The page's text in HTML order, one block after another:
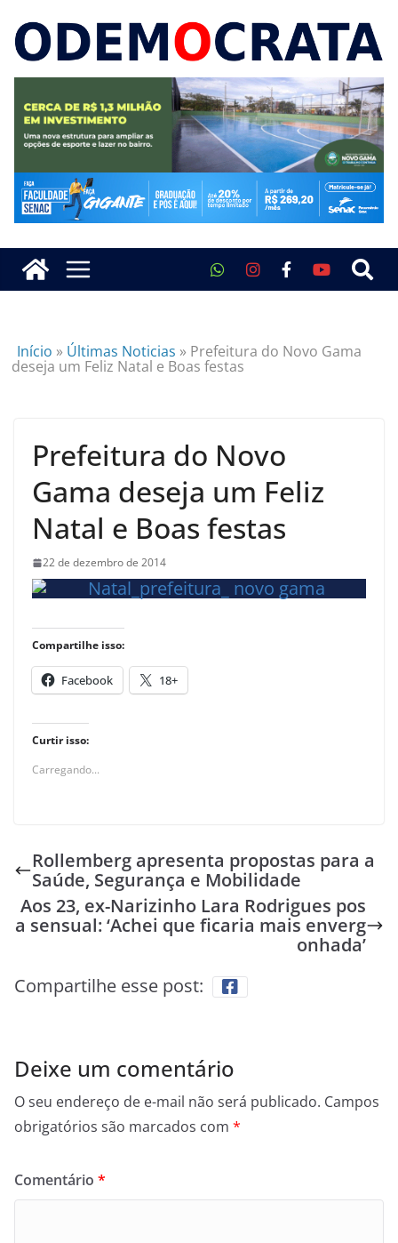
Início » Últimas Noticias » Prefeitura do Novo Gama
deseja um Feliz Natal e Boas festas
Prefeitura do Novo
Gama deseja um Feliz
Natal e Boas festas
22 de dezembro de 2014
Compartilhe isso:
Facebook 18+
Curtir isso:
Carregando...
Rollemberg apresenta propostas para a
Saúde, Segurança e Mobilidade
Aos 23, ex-Narizinho Lara Rodrigues pos
a sensual: ‘Achei que ficaria mais enverg
onhada’
Compartilhe esse post:
Deixe um comentário
O seu endereço de e-mail não será publicado. Campos
obrigatórios são marcados com *
Comentário *